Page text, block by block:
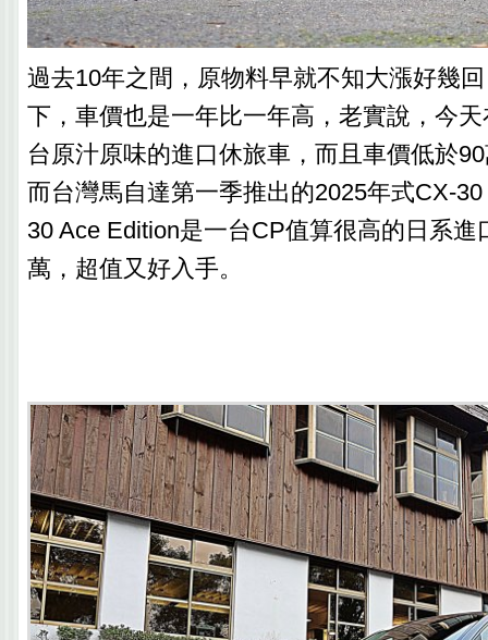
過去10年之間，原物料早就不知大漲好幾
下，車價也是一年比一年高，老實說，今
台原汁原味的進口休旅車，而且車價低於
而台灣馬自達第一季推出的2025年式CX-
30 Ace Edition是一台CP值算很高的日系進
萬，超值又好入手。